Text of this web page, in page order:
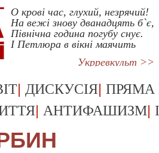
О крові час, глухий, незрячий!
На вежі знову дванадцять б`є,
Північна година погубу снує.
І Петлюра в вікні маячить
Укрревкульт >>
| ДИСКУСІЯ| ПРЯМА
| АНТИФАШИЗМ|